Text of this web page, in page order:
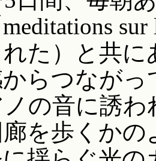
meditations
た）と共に
らつなが
ノの音に誘
を歩くか